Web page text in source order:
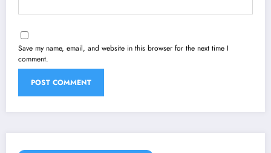
Save my name, email, and website in this browser for the next time I
comment.